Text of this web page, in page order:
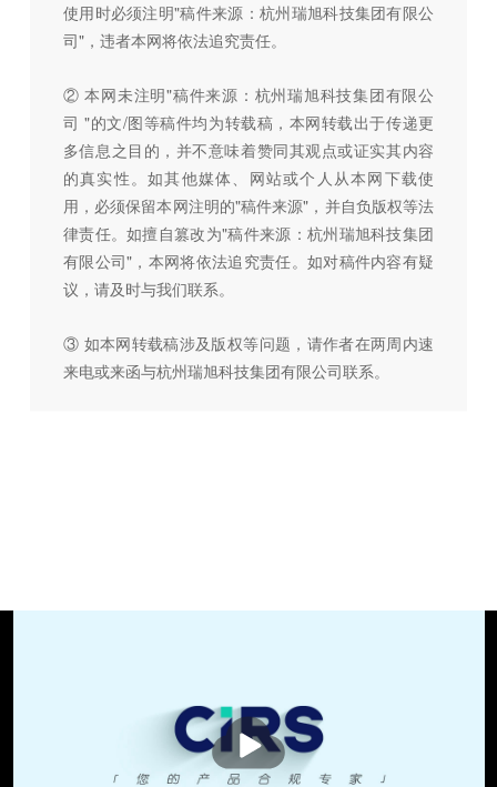
使用时必须注明"稿件来源：杭州瑞旭科技集团有限公
司"，违者本网将依法追究责任。
② 本网未注明"稿件来源：杭州瑞旭科技集团有限公
司 "的文/图等稿件均为转载稿，本网转载出于传递更
多信息之目的，并不意味着赞同其观点或证实其内容
的真实性。如其他媒体、网站或个人从本网下载使
用，必须保留本网注明的"稿件来源"，并自负版权等法
律责任。如擅自篡改为"稿件来源：杭州瑞旭科技集团
有限公司"，本网将依法追究责任。如对稿件内容有疑
议，请及时与我们联系。
③ 如本网转载稿涉及版权等问题，请作者在两周内速
来电或来函与杭州瑞旭科技集团有限公司联系。
播
放